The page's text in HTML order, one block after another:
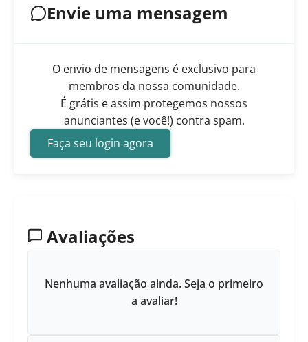
Envie uma mensagem
O envio de mensagens é exclusivo para
membros da nossa comunidade.
É grátis e assim protegemos nossos
anunciantes (e você!) contra spam.
Faça seu login agora
Avaliações
Nenhuma avaliação ainda. Seja o primeiro
a avaliar!